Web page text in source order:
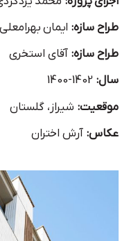
طراح سازه: ایمان بهرامعلی
طراح سازه: آقای استخری
سال: 1402-1400
موقعیت: شیراز، گلستان
عکاس: آرش اختران